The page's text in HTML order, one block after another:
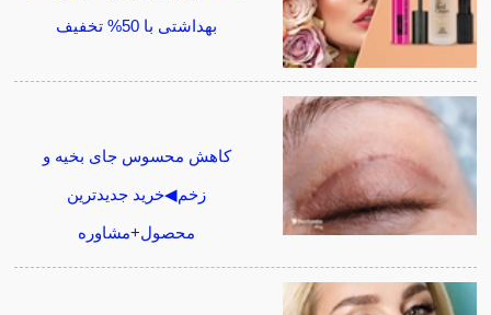
بهداشتی با 50% تخفیف
کاهش محسوس جای بخیه و
زخم◀خرید جدیدترین
محصول+مشاوره